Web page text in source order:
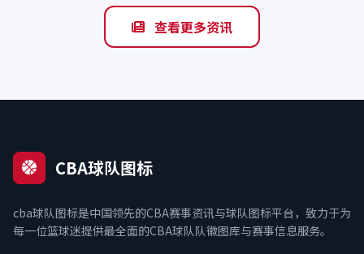
查看更多资讯
CBA球队图标
cba球队图标是中国领先的CBA赛事资讯与球队图标平台，致力于为
每一位篮球迷提供最全面的CBA球队队徽图库与赛事信息服务。